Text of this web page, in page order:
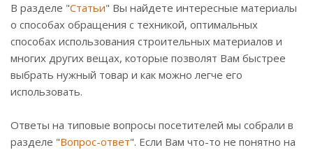
В разделе "Статьи" Вы найдете интересные материалы
о способах обращения с техникой, оптимальных
способах использования строительных материалов и
многих других вещах, которые позволят Вам быстрее
выбрать нужный товар и как можно легче его
использовать.
Ответы на типовые вопросы посетителей мы собрали в
разделе "Вопрос-ответ". Если Вам что-то не понятно на